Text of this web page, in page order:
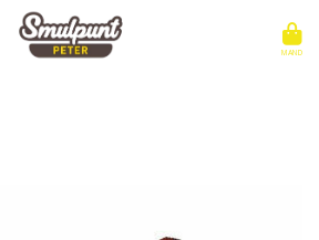
MAND